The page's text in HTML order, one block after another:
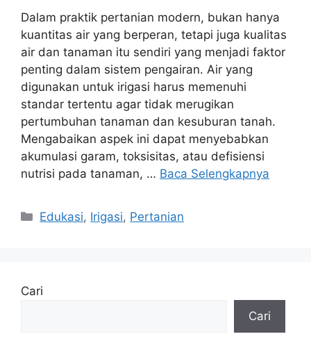
Dalam praktik pertanian modern, bukan hanya
kuantitas air yang berperan, tetapi juga kualitas
air dan tanaman itu sendiri yang menjadi faktor
penting dalam sistem pengairan. Air yang
digunakan untuk irigasi harus memenuhi
standar tertentu agar tidak merugikan
pertumbuhan tanaman dan kesuburan tanah.
Mengabaikan aspek ini dapat menyebabkan
akumulasi garam, toksisitas, atau defisiensi
nutrisi pada tanaman, … Baca Selengkapnya
Kategori
Edukasi, Irigasi, Pertanian
Cari
Cari